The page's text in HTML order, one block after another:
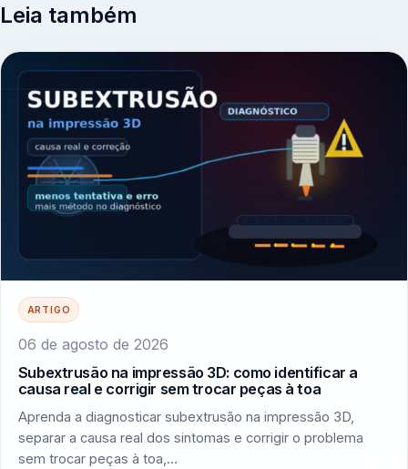
Leia também
ARTIGO
06 de agosto de 2026
Subextrusão na impressão 3D: como identificar a
causa real e corrigir sem trocar peças à toa
Aprenda a diagnosticar subextrusão na impressão 3D,
separar a causa real dos sintomas e corrigir o problema
sem trocar peças à toa,…